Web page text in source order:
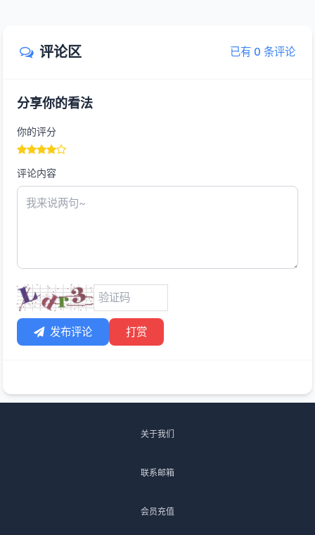
评论区 已有 0 条评论
分享你的看法
你的评分
评论内容
发布评论 打赏
关于我们
联系邮箱
会员充值